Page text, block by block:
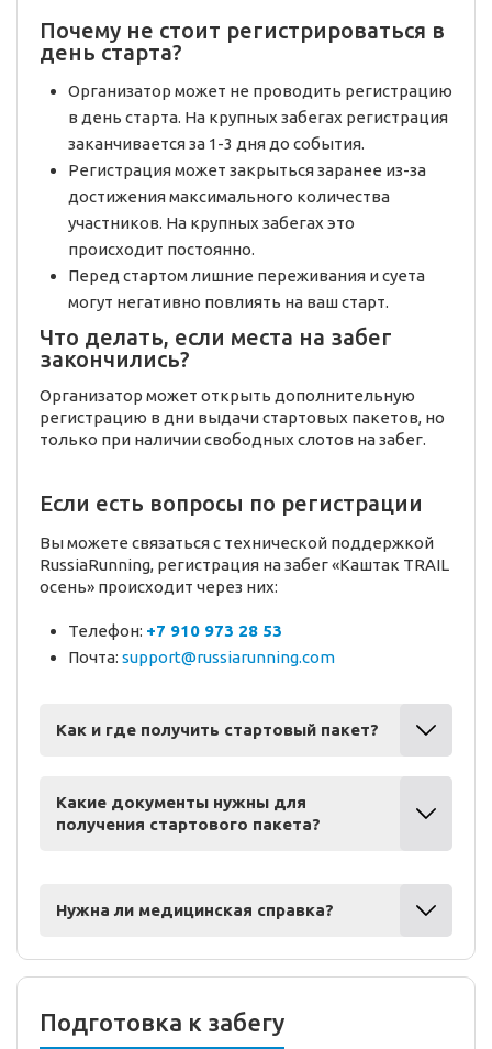
Почему не стоит регистрироваться в
день старта?
Организатор может не проводить регистрацию
в день старта. На крупных забегах регистрация
заканчивается за 1-3 дня до события.
Регистрация может закрыться заранее из-за
достижения максимального количества
участников. На крупных забегах это
происходит постоянно.
Перед стартом лишние переживания и суета
могут негативно повлиять на ваш старт.
Что делать, если места на забег
закончились?
Организатор может открыть дополнительную
регистрацию в дни выдачи стартовых пакетов, но
только при наличии свободных слотов на забег.
Если есть вопросы по регистрации
Вы можете связаться с технической поддержкой
RussiaRunning, регистрация на забег «Каштак TRAIL
осень» происходит через них:
Телефон: +7 910 973 28 53
Почта: support@russiarunning.com
Как и где получить стартовый пакет?
Какие документы нужны для
получения стартового пакета?
Нужна ли медицинская справка?
Подготовка к забегу